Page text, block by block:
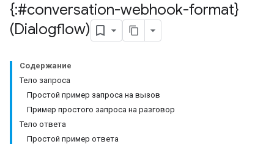
{:#conversation-webhook-format}
(Dialogflow)
Содержание
Тело запроса
Простой пример запроса на вызов
Пример простого запроса на разговор
Тело ответа
Простой пример ответа